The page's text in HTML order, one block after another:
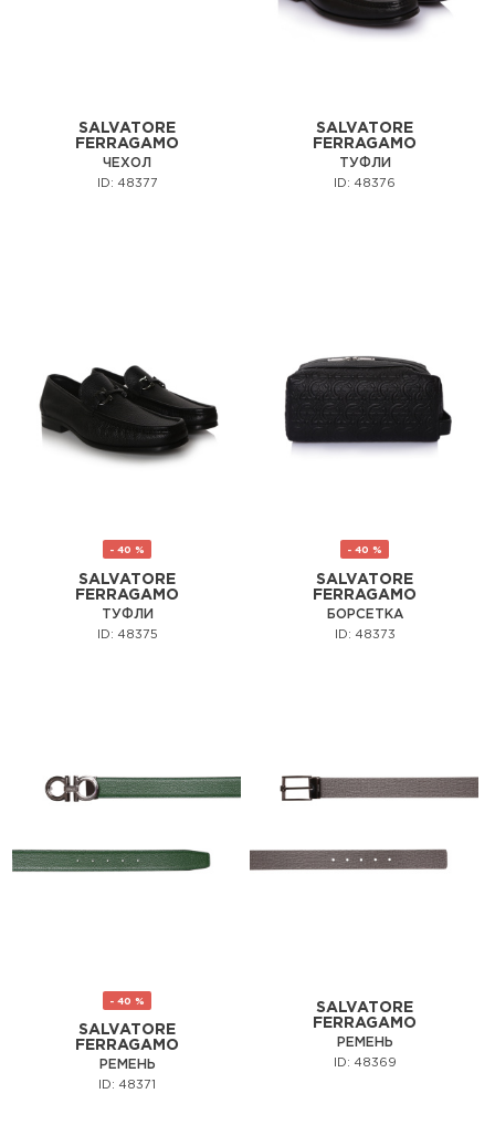
SALVATORE
FERRAGAMO
ЧЕХОЛ
ID: 48377
SALVATORE
FERRAGAMO
ТУФЛИ
ID: 48376
- 40 %
SALVATORE
FERRAGAMO
ТУФЛИ
ID: 48375
- 40 %
SALVATORE
FERRAGAMO
БОРСЕТКА
ID: 48373
- 40 %
SALVATORE
FERRAGAMO
РЕМЕНЬ
ID: 48371
SALVATORE
FERRAGAMO
РЕМЕНЬ
ID: 48369